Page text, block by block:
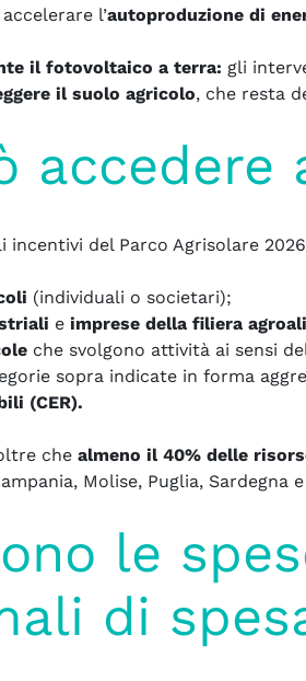
l’autoproduzione di
il fotovoltaico a terra: gli
il suolo agricolo, che resta
accedere
incentivi del Parco Agrisolare
(individuali o societari);
e imprese della filiera
che svolgono attività ai sensi
sopra indicate in forma
(CER).
che almeno il 40% delle
Molise, Puglia, Sardegna
le
di